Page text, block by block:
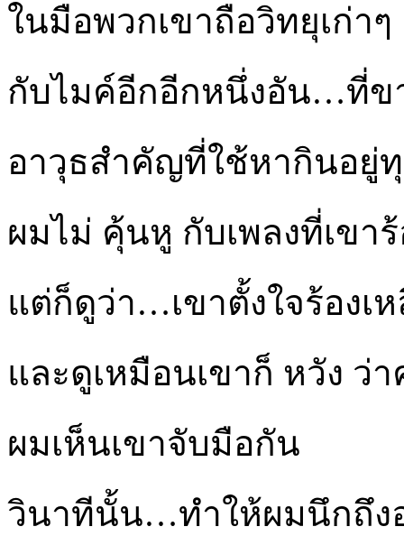
ในมือพวกเขาถือวิทยุเก่าๆ
กับไมค์อีกอีกหนึ่งอัน…ที่
อาวุธสำคัญที่ใช้หากินอยู่
ผมไม่ คุ้นหู กับเพลงที่เขา
แต่ก็ดูว่า…เขาตั้งใจร้องเ
และดูเหมือนเขาก็ หวัง ว่
ผมเห็นเขาจับมือกัน
วินาทีนั้น…ทำให้ผมนึกถึง